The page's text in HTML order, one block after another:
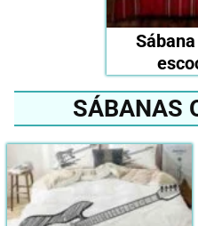
SÁBANAS